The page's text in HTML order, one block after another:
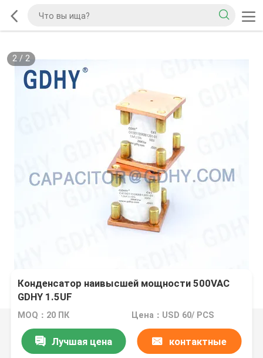
2/ 2
Конденсатор наивысшей мощности 500VAC
GDHY 1.5UF
MOQ：20 ПК Цена：USD 60/ PCS
Лучшая цена контактные